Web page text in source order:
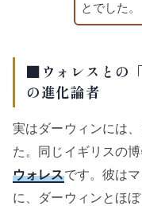
とでした。
■ウォレスとの
の進化論者
実はダーウィンには
た。同じイギリスの
ウォレスです。彼は
に、ダーウィンとほ